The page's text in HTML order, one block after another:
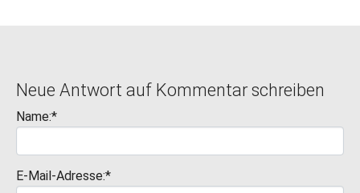
Neue Antwort auf Kommentar schreiben
Name:*
E-Mail-Adresse:*